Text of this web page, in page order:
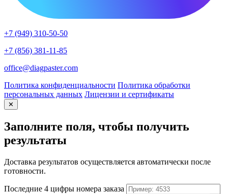
+7 (949) 310-50-50
+7 (856) 381-11-85
office@diagpaster.com
Политика конфиденциальности Политика обработки
персональных данных Лицензии и сертификаты
✕
Заполните поля, чтобы получить
результаты
Доставка результатов осуществляется автоматически после
готовности.
Последние 4 цифры номера заказа